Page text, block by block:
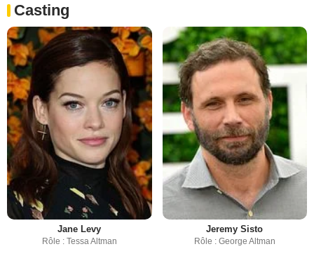
Casting
Jane Levy
Rôle : Tessa Altman
Jeremy Sisto
Rôle : George Altman